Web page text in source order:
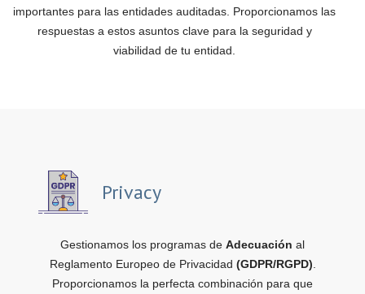
importantes para las entidades auditadas. Proporcionamos las
respuestas a estos asuntos clave para la seguridad y
viabilidad de tu entidad.
Privacy
Gestionamos los programas de Adecuación al
Reglamento Europeo de Privacidad (GDPR/RGPD)
Proporcionamos la perfecta combinación para que